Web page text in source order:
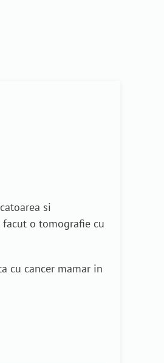
si
o tomografie cu
cu cancer mamar in